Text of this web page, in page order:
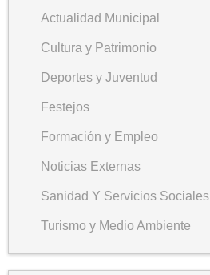
Actualidad Municipal
Cultura y Patrimonio
Deportes y Juventud
Festejos
Formación y Empleo
Noticias Externas
Sanidad Y Servicios Sociales
Turismo y Medio Ambiente